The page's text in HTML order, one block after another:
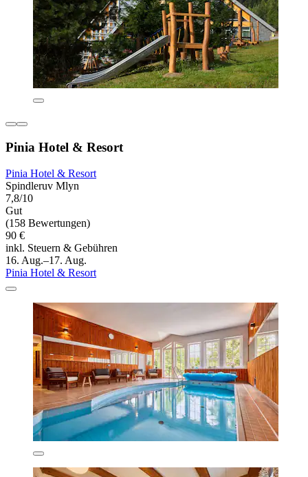
Pinia Hotel & Resort
Pinia Hotel & Resort
Spindleruv Mlyn
7,8/10
Gut
(158 Bewertungen)
90 €
inkl. Steuern & Gebühren
16. Aug.–17. Aug.
Pinia Hotel & Resort